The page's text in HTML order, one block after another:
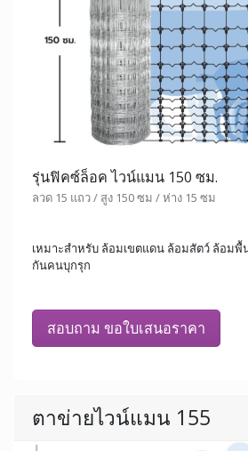
รุ่นฟิคซ์ล็อค ไวน์แมน 150 ซม.
ลวด 15 แถว / สูง 150 ซม / ห่าง 15 ซม
เหมาะสำหรับ ล้อมเขตแดน ล้อมสัตว์ ล้อม
กันคนบุกรุก
สอบถาม ขอใบเสนอราคา
ตาข่ายไวน์แมน 155